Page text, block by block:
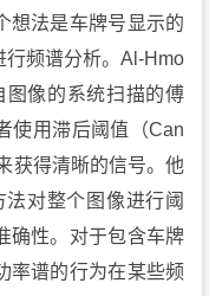
想法是车牌号显示的
行频谱分析。Al-Hmo
图像的系统扫描的傅
使用滞后阈值（Can
获得清晰的信号。他
对整个图像进行阈
确性。对于包含车牌
率谱的行为在某些频